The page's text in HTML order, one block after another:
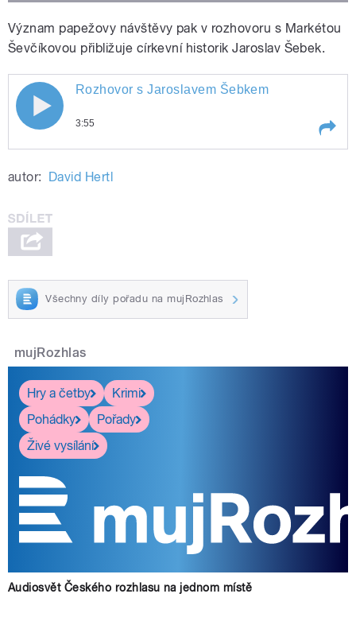
Význam papežovy návštěvy pak v rozhovoru s Markétou
Ševčíkovou přibližuje církevní historik Jaroslav Šebek.
Rozhovor s Jaroslavem Šebkem
pause
Rozhovor s Jaroslavem Šebkem
3:55
autor: David Hertl
Všechny díly pořadu na mujRozhlas
mujRozhlas
Hry a četby
Krimi
Pohádky
Pořady
Živé vysílání
Audiosvět Českého rozhlasu na jednom místě